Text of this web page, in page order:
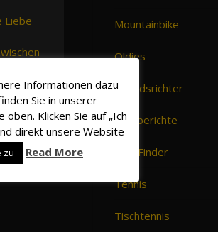
Liebe
Mountainbike
Oldies
Schiedsrichter
Spielberichte
SVH Finder
Tennis
Tischtennis
Informationen dazu
Sie in unserer
Klicken Sie auf „Ich
direkt unsere Website
zu Read More